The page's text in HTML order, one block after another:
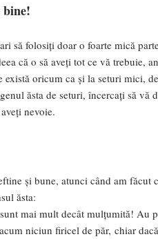
bine!
să folosiți doar o foarte mică
că o să aveți tot ce vă trebuie,
oricum ca și la seturi mici,
ăsta de seturi, încercați să vă
nevoie.
și bune, atunci când am făcut
ăsta:
mai mult decât mulțumită! Au
niciun firicel de păr, chiar